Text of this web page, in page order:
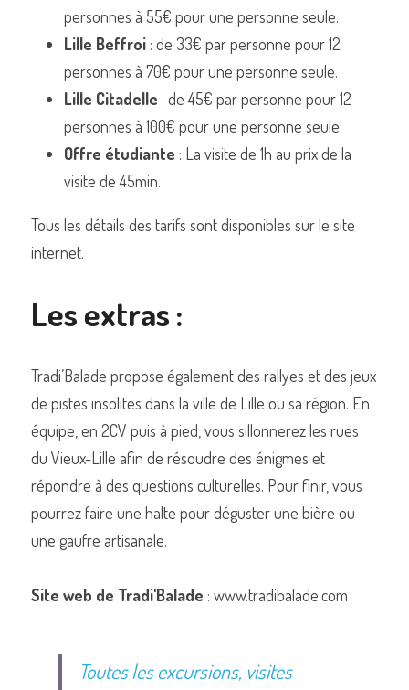
personnes à 55€ pour une personne seule.
Lille Beffroi : de 33€ par personne pour 12
personnes à 70€ pour une personne seule.
Lille Citadelle : de 45€ par personne pour 12
personnes à 100€ pour une personne seule.
Offre étudiante : La visite de 1h au prix de la
visite de 45min.
Tous les détails des tarifs sont disponibles sur le site
internet.
Les extras :
Tradi’Balade propose également des rallyes et des jeux
de pistes insolites dans la ville de Lille ou sa région. En
équipe, en 2CV puis à pied, vous sillonnerez les rues
du Vieux-Lille afin de résoudre des énigmes et
répondre à des questions culturelles. Pour finir, vous
pourrez faire une halte pour déguster une bière ou
une gaufre artisanale.
Site web de Tradi'Balade : www.tradibalade.com
Toutes les excursions, visites